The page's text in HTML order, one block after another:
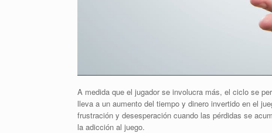
A medida que el jugador se involucra más, el ciclo se
lleva a un aumento del tiempo y dinero invertido en el
frustración y desesperación cuando las pérdidas se
la adicción al juego.